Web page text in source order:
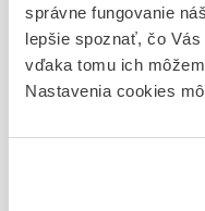
správne fungovanie
lepšie spoznať, čo
vďaka tomu ich
Nastavenia cookies
Indikačná skupina
58 - HYPOTENSIVA
LIEČIVÁ